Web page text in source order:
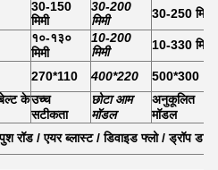
30-150
मिमी
30-200
मिमी
30-250 मिमी
१०-१३०
मिमी
10-200
मिमी
10-330 मिमी
270*110 400*220 500*300
केउच्च
सटीकता
छोटा आम
मॉडल
अनुकूलित
मॉडल
रॉड / एयर ब्लास्ट / डिवाइड फ्लो / ड्रॉप